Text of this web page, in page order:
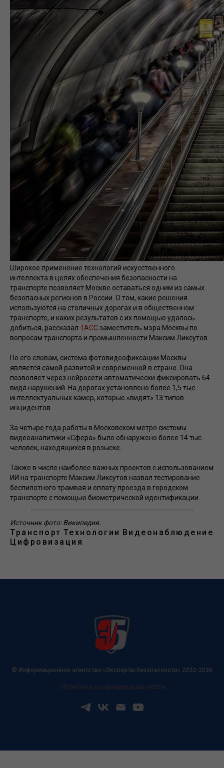
Широкое применение технологий искусственного
интеллекта в целях обеспечения безопасности на
транспорте позволяет Москве оставаться одним из самых
безопасных регионов в России. О том, какие решения
используются на столичных дорогах и в общественном
транспорте, и каких результатов с их помощью удалось
добиться, рассказал ТАСС заместитель мэра Москвы по
вопросам транспорта и промышленности Максим Ликсутов.
По его словам, система фотовидеофиксации Москвы
является самой развитой и современной в стране. Она
позволяет через нейросети автоматически фиксировать 64
вида нарушений. На дорогах установлено более 1,5 тыс.
интеллектуальных камер, которые «видят» 13 типов
инцидентов.
За четыре года работы в Московском метро системы
видеоаналитики «Сфера» было обнаружено более 14 тыс.
человек, находящихся в розыске.
Также в числе наиболее важных проектов с использованием
ИИ на транспорте Максим Ликсутов назвал тестирование
беспилотного трамвая и оплату проезда в городском
транспорте с помощью биометрической идентификации.
Источник фото: Википедия.
Транспорт Технологии Видеонаблюдение
Цифровизация
© Информационное агентство «Эксперты безопасности» 2022-2026
Политика конфиденциальности